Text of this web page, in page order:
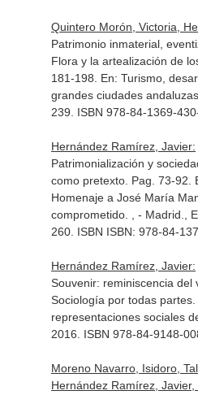
Quintero Morón, Victoria,
Patrimonio inmaterial,
Flora y la artealización de
181-198. En: Turismo,
grandes ciudades andaluzas
239. ISBN 978-84-1369-
Hernández Ramírez, Javier:
Patrimonialización y
como pretexto. Pag. 73-92.
Homenaje a José María
comprometido. , - Madrid.,
260. ISBN ISBN: 978-84-
Hernández Ramírez, Javier:
Souvenir: reminiscencia del
Sociología por todas
representaciones sociales
2016. ISBN 978-84-9148-
Moreno Navarro, Isidoro,
Hernández Ramírez,